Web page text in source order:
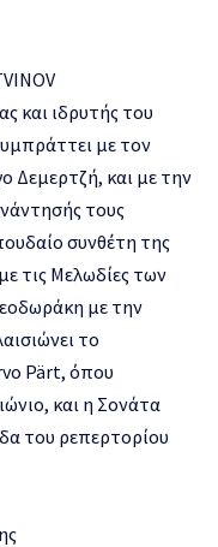
και ιδρυτής του
με τον
Δεμερτζή, και με την
τους
συνθέτη της
τις Μελωδίες των
με την
το
Pärt, όπου
και η Σονάτα
του ρεπερτορίου